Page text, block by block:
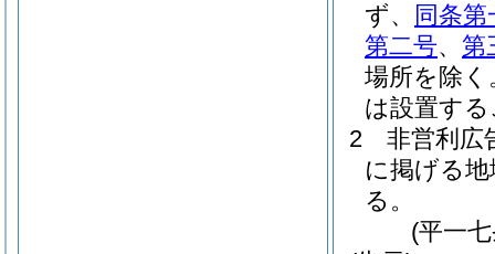
ず、
同条第
第二号、 第
場所を除く
は設置す
2
非営利広
に掲げる
る。
(平一